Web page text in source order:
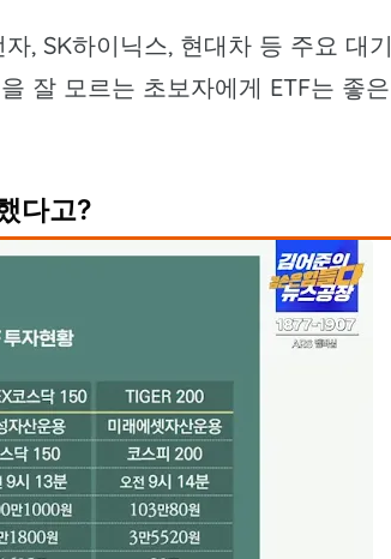
, SK하이닉스, 현대차 등 주요 대기
잘 모르는 초보자에게 ETF는 좋은
다고?